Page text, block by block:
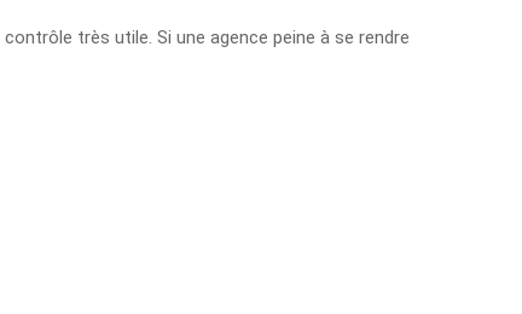
très utile. Si une agence peine à se rendre